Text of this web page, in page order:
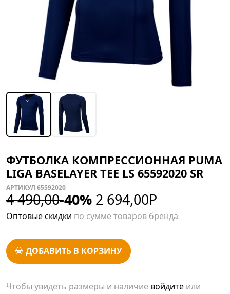
ФУТБОЛКА КОМПРЕССИОННАЯ PUMA
LIGA BASELAYER TEE LS 65592020 SR
АРТИКУЛ 65592020
4 490,00-40% 2 694,00Р
Оптовые скидки по сумме товаров бренда
ДОБАВИТЬ В КОРЗИНУ
Чтобы увидеть размеры и наличие войдите или